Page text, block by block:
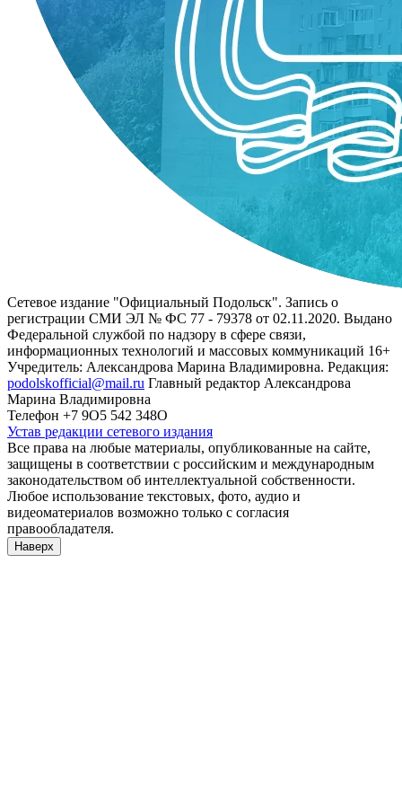
Сетевое издание "Официальный Подольск". Запись о
регистрации СМИ ЭЛ № ФС 77 - 79378 от 02.11.2020. Выдано
Федеральной службой по надзору в сфере связи,
информационных технологий и массовых коммуникаций 16+
Учредитель: Александрова Марина Владимировна. Редакция:
podolskofficial@mail.ru Главный редактор Александрова
Марина Владимировна
Телефон +7 9О5 542 348О
Устав редакции сетевого издания
Все права на любые материалы, опубликованные на сайте,
защищены в соответствии с российским и международным
законодательством об интеллектуальной собственности.
Любое использование текстовых, фото, аудио и
видеоматериалов возможно только с согласия
правообладателя.
Наверх